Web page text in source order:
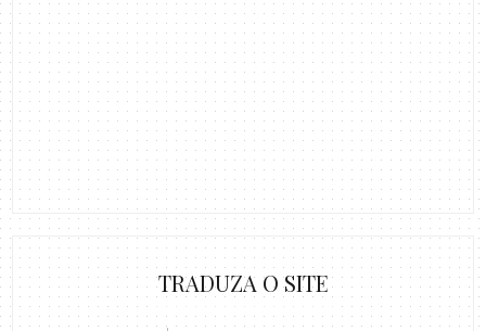
TRADUZA O SITE